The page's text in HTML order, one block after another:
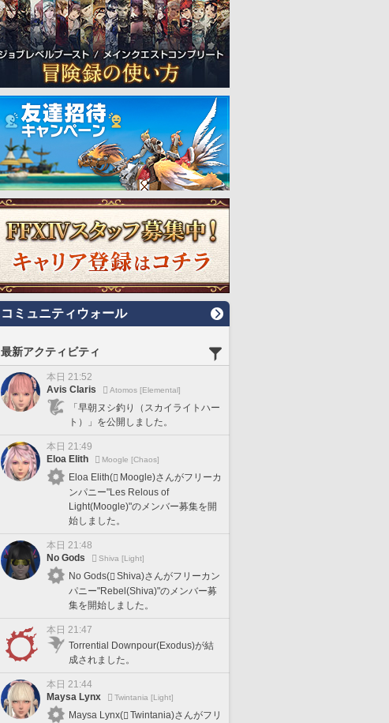
コミュニティウォール
最新アクティビティ
本日 21:52
Avis Claris
Atomos [Elemental]
「早朝ヌシ釣り（スカイライトハー
ト）」を公開しました。
本日 21:49
Eloa Elith
Moogle [Chaos]
Eloa Elith(
Moogle)さんがフリーカ
ンパニー"Les Relous of
Light(Moogle)"のメンバー募集を開
始しました。
本日 21:48
No Gods
Shiva [Light]
No Gods(
Shiva)さんがフリーカン
パニー"Rebel(Shiva)"のメンバー募
集を開始しました。
本日 21:47
Torrential Downpour(Exodus)が結
成されました。
本日 21:44
Maysa Lynx
Twintania [Light]
Maysa Lynx(
Twintania)さんがフリ